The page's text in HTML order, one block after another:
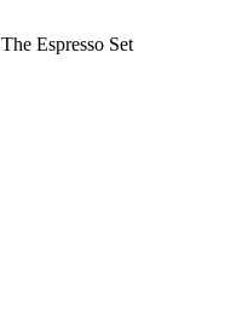
The Espresso Set